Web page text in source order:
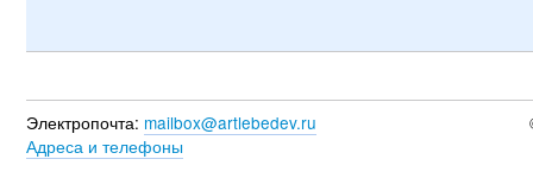
Электропочта: mailbox@artlebedev.ru
Адреса и телефоны